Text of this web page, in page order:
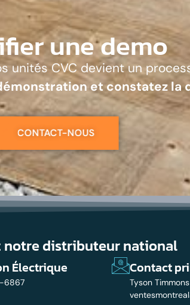
une demo
unités CVC devient un
et constatez la
CONTACT-NOUS
notre distributeur national
Électrique
6867
Contact
Tyson Timmons